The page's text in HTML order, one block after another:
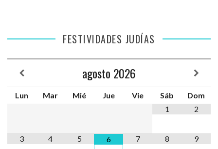
FESTIVIDADES JUDÍAS
agosto 2026
Lun Mar Mié Jue Vie Sáb
Dom
1
2
3 4 5 6 7 8 9